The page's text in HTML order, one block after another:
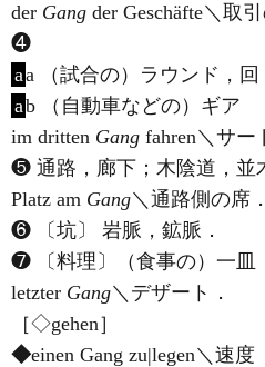
der Gang der Geschäfte＼取
❹
aa （試合の）ラウンド，回
ab （自動車などの）ギア
im dritten Gang fahren＼サー
❺ 通路，廊下；木陰道，並
Platz am Gang＼通路側の席．
❻ 〔坑〕 岩脈，鉱脈．
❼ 〔料理〕（食事の）一皿
letzter Gang＼デザート．
［◇gehen］
◆einen Gang zu|legen＼速